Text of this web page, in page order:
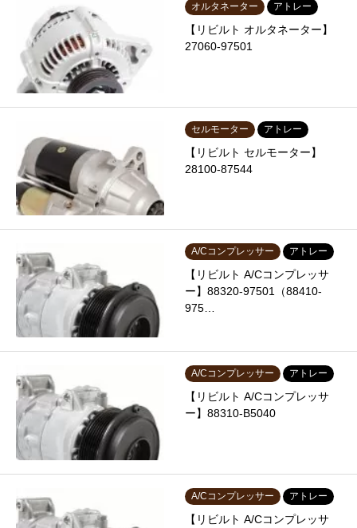
オルタネーター アトレー
【リビルト オルタネーター】
27060-97501
セルモーター アトレー
【リビルト セルモーター】
28100-87544
A/Cコンプレッサー アトレー
【リビルト A/Cコンプレッサ
ー】88320-97501（88410-
975…
A/Cコンプレッサー アトレー
【リビルト A/Cコンプレッサ
ー】88310-B5040
A/Cコンプレッサー アトレー
【リビルト A/Cコンプレッサ